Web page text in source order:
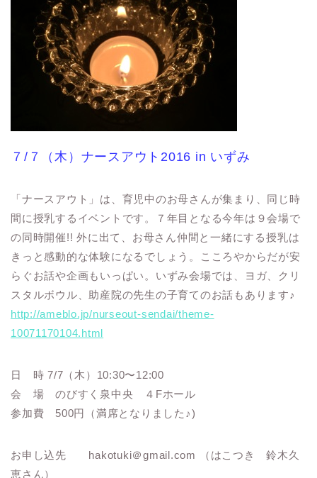
７/７（木）ナースアウト2016 in いずみ
「ナースアウト」は、育児中のお母さんが集まり、同じ時
間に授乳するイベントです。７年目となる今年は９会場で
の同時開催!! 外に出て、お母さん仲間と一緒にする授乳は
きっと感動的な体験になるでしょう。こころやからだが安
らぐお話や企画もいっぱい。いずみ会場では、ヨガ、クリ
スタルボウル、助産院の先生の子育てのお話もあります♪
http://ameblo.jp/nurseout-sendai/theme-
10071170104.html
日 時 7/7（木）10:30〜12:00
会 場 のびすく泉中央 ４Fホール
参加費 500円（満席となりました♪)
お申し込先 hakotuki＠gmail.com （はこつき 鈴木久
恵さん）